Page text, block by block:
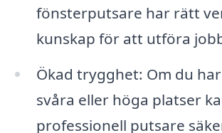
fönsterputsare har rätt
kunskap för att utföra
Ökad trygghet: Om du
svåra eller höga platser
professionell putsare